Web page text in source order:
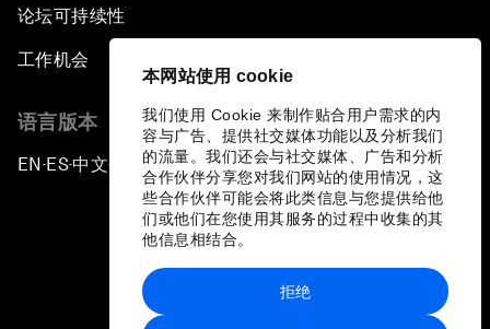
本网站使用 cookie
我们使用 Cookie 来制作贴合用户需求的内
容与广告、提供社交媒体功能以及分析我们
的流量。我们还会与社交媒体、广告和分析
合作伙伴分享您对我们网站的使用情况，这
些合作伙伴可能会将此类信息与您提供给他
们或他们在您使用其服务的过程中收集的其
他信息相结合。
拒绝
论坛可持续性
工作机会
语言版本
EN ▪ES▪中文▪ 日本語